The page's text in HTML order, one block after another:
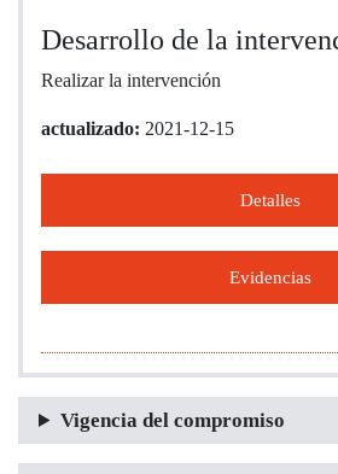
Desarrollo de la
Realizar la intervención
actualizado: 2021-12-15
Detalles
Evidencias
Vigencia del compromiso